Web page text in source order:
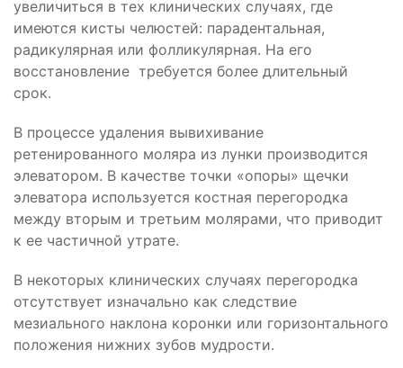
увеличиться в тех клинических случаях, где
имеются кисты челюстей: парадентальная,
радикулярная или фолликулярная. На его
восстановление требуется более длительный
срок.
В процессе удаления вывихивание
ретенированного моляра из лунки производится
элеватором. В качестве точки «опоры» щечки
элеватора используется костная перегородка
между вторым и третьим молярами, что приводит
к ее частичной утрате.
В некоторых клинических случаях перегородка
отсутствует изначально как следствие
мезиального наклона коронки или горизонтального
положения нижних зубов мудрости.